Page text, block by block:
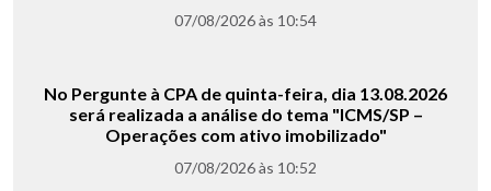
07/08/2026 às 10:54
No Pergunte à CPA de quinta-feira, dia 13.08.2026
será realizada a análise do tema "ICMS/SP –
Operações com ativo imobilizado"
07/08/2026 às 10:52